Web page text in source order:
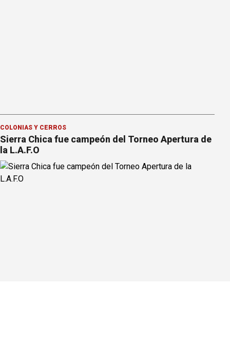
COLONIAS Y CERROS
Sierra Chica fue campeón del Torneo Apertura de
la L.A.F.O